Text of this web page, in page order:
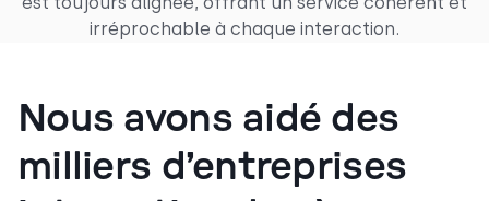
irréprochable à chaque interaction.
Nous avons aidé des
milliers d’entreprises